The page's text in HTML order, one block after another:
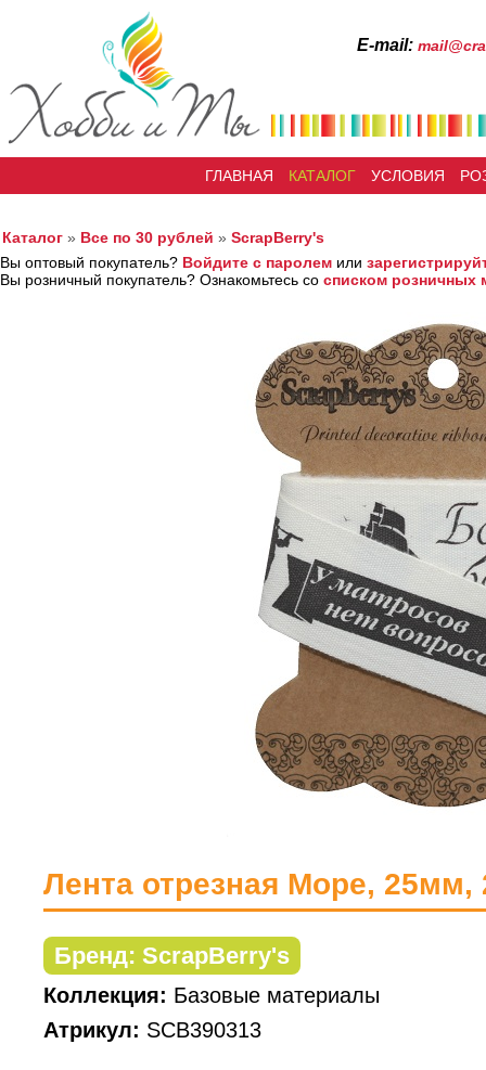
Е-mail:
ГЛАВНАЯ КАТАЛОГ УСЛОВИЯ
Каталог » Все по 30 рублей » ScrapBerry's
Вы оптовый покупатель? Войдите с паролем или
Вы розничный покупатель? Ознакомьтесь со списком розничных
Лента отрезная Море, 25мм,
Бренд: ScrapBerry's
Коллекция: Базовые материалы
Атрикул: SCB390313